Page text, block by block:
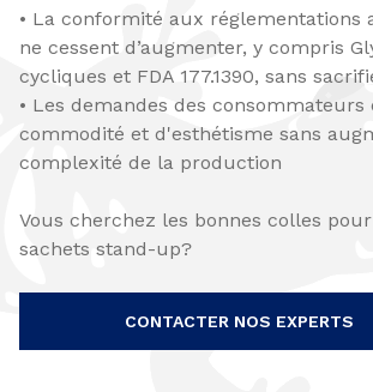
• La conformité aux réglementations
ne cessent d’augmenter, y compris
cycliques et FDA 177.1390, sans
• Les demandes des consommateurs
commodité et d'esthétisme sans
complexité de la production
Vous cherchez les bonnes colles
sachets stand-up?
CONTACTER NOS EXPERTS